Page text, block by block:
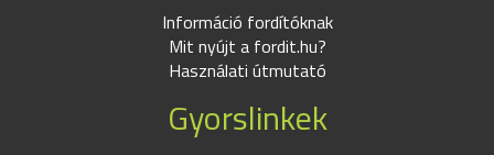
Információ fordítóknak
Mit nyújt a fordit.hu?
Használati útmutató
Gyorslinkek